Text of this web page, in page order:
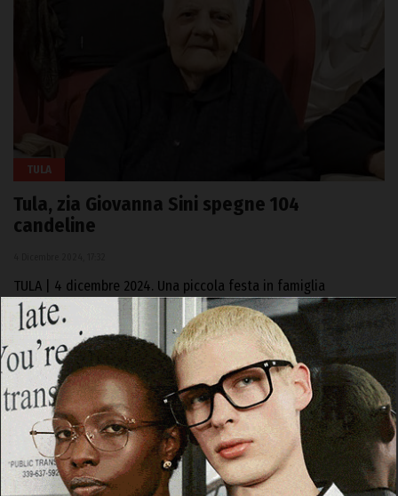
TULA
Tula, zia Giovanna Sini spegne 104
candeline
TULA | 4 dicembre 2024. Una piccola festa in famiglia
domenica scorsa a Tula per in 104 anni della storica bottegaia
Giovanna Sini…
Facebook
WhatsApp
Telegram
EmailThreads